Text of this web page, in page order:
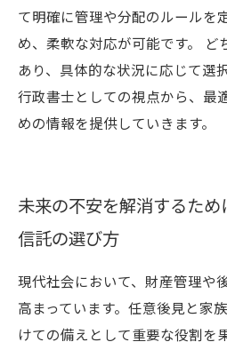
て明確に管理や分配のルールを
め、柔軟な対応が可能です。 ど
あり、具体的な状況に応じて選
行政書士としての視点から、最
めの情報を提供していきます。
未来の不安を解消するた
信託の選び方
現代社会において、財産管理や
高まっています。任意後見と家
けての備えとして重要な役割を